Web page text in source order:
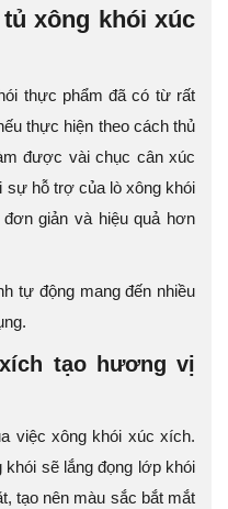
xông khói xúc
thực phẩm đã có từ rất
thực hiện theo cách thủ
được vài chục cân xúc
sự hỗ trợ của lò xông khói
giản và hiệu quả hơn
tự động mang đến nhiều
tạo hương vị
việc xông khói xúc xích.
sẽ lắng đọng lớp khói
tạo nên màu sắc bắt mắt